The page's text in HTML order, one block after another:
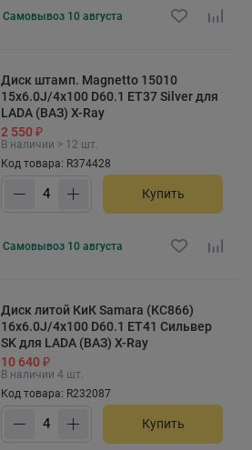
Самовывоз 10 августа
Диск штамп. Magnetto 15010
15x6.0J/4x100 D60.1 ET37 Silver для
LADA (ВАЗ) X-Ray
2 550 ₽
В наличии > 12 шт.
Код товара: R374428
Купить
Самовывоз 10 августа
Диск литой КиК Samara (КС866)
16x6.0J/4x100 D60.1 ET41 Сильвер
SK для LADA (ВАЗ) X-Ray
10 640 ₽
В наличии 4 шт.
Код товара: R232087
Купить